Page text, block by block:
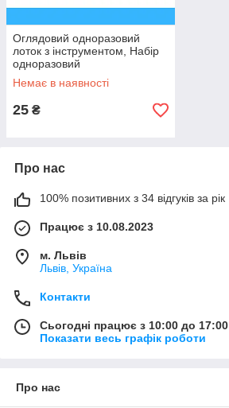
Оглядовий одноразовий
лоток з інструментом, Набір
одноразовий
стоматологічний.
Стерильний.
Немає в наявності
25 ₴
Про нас
100% позитивних з 34 відгуків за рік
Працює з 10.08.2023
м. Львів
Львів, Україна
Контакти
Сьогодні працює з 10:00 до 17:00
Показати весь графік роботи
Про нас